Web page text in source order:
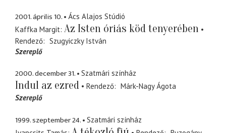
2001. április 10.
Ács Alajos Stúdió
Kaffka Margit Az Isten óriás köd tenyerében
Rendező
Szugyiczky István
Szereplő
2000. december 31. Szatmári színház
Indul az ezred Rendező
Márk-Nagy Ágota
Szereplő
1999. szeptember 24.
Szatmári színház